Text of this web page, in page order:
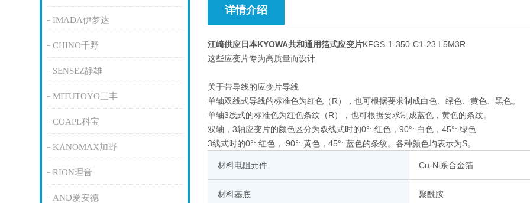
IMADA伊梦达
CHINO千野
SENSEZ静雄
MITUTOYO三丰
COAPL科宝
KANOMAX加野
RION理音
AND爱安德
详情介绍
江崎供应日本KYOWA共和通用箔式应变片KFGS-1-350-C1-23 L5M3R
这些应变片专为高质量而设计
关于带导线的应变片导线
单轴双线式导线的标准色为红色（R），也可根据要求制成白色、绿色、黄色、黑色。
单轴3线式的标准色为红色条纹（R），也可根据要求制成蓝色，黄色的条纹。
双轴，3轴应变片的颜色区分为双线式时的0°: 红色，90°: 白色，45°: 绿色
3线式时的0°: 红色， 90°: 黄色，45°: 蓝色的条纹。各种颜色均表示为S。
材料电阻元件 Cu-Ni系合金箔
材料基底 聚酰胺